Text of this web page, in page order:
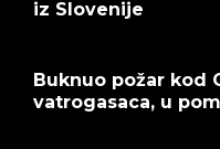
iz Slovenije
Buknuo požar kod
vatrogasaca, u